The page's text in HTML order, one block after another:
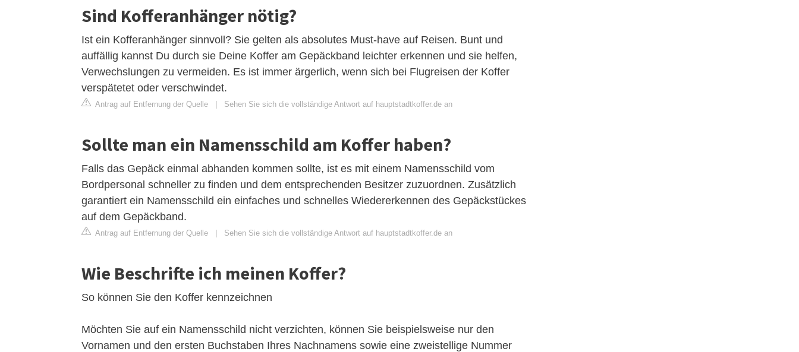
Sind Kofferanhänger nötig?
Ist ein Kofferanhänger sinnvoll? Sie gelten als absolutes Must-have auf Reisen. Bunt und
auffällig kannst Du durch sie Deine Koffer am Gepäckband leichter erkennen und sie helfen,
Verwechslungen zu vermeiden. Es ist immer ärgerlich, wenn sich bei Flugreisen der Koffer
verspätetet oder verschwindet.
Antrag auf Entfernung der Quelle | Sehen Sie sich die vollständige Antwort auf hauptstadtkoffer.de an
Sollte man ein Namensschild am Koffer haben?
Falls das Gepäck einmal abhanden kommen sollte, ist es mit einem Namensschild vom
Bordpersonal schneller zu finden und dem entsprechenden Besitzer zuzuordnen. Zusätzlich
garantiert ein Namensschild ein einfaches und schnelles Wiedererkennen des Gepäckstückes
auf dem Gepäckband.
Antrag auf Entfernung der Quelle | Sehen Sie sich die vollständige Antwort auf hauptstadtkoffer.de an
Wie Beschrifte ich meinen Koffer?
So können Sie den Koffer kennzeichnen
Möchten Sie auf ein Namensschild nicht verzichten, können Sie beispielsweise nur den
Vornamen und den ersten Buchstaben Ihres Nachnamens sowie eine zweistellige Nummer